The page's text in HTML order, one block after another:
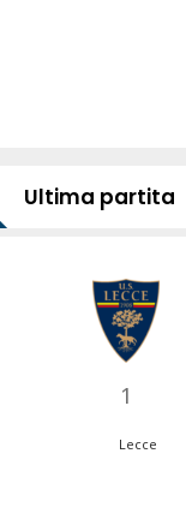
Ultima partita
1
Lecce